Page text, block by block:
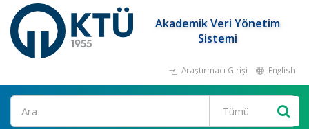
Akademik Veri Yönetim
Sistemi
Araştırmacı Girişi English
Ara